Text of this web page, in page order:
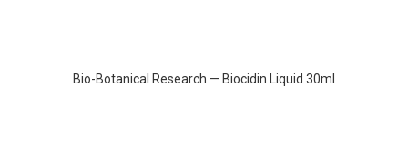
Bio-Botanical Research — Biocidin Liquid 30ml